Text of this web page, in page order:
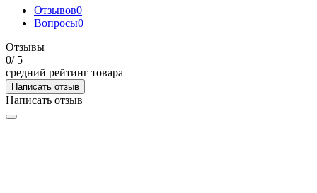
Отзывов0
Вопросы0
Отзывы
0/ 5
средний рейтинг товара
Написать отзыв
Написать отзыв